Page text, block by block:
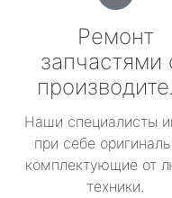
Ремонт
запчастями
Наши специалисты
при себе
комплектующие от
техники.